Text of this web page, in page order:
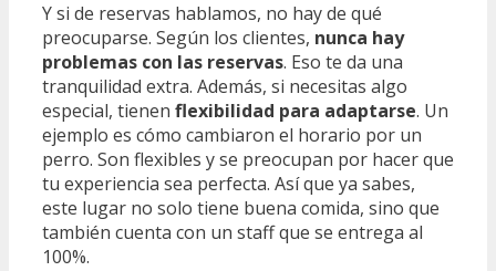
Y si de reservas hablamos, no hay de qué
preocuparse. Según los clientes, nunca hay
problemas con las reservas. Eso te da una
tranquilidad extra. Además, si necesitas algo
especial, tienen flexibilidad para adaptarse. Un
ejemplo es cómo cambiaron el horario por un
perro. Son flexibles y se preocupan por hacer que
tu experiencia sea perfecta. Así que ya sabes,
este lugar no solo tiene buena comida, sino que
también cuenta con un staff que se entrega al
100%.